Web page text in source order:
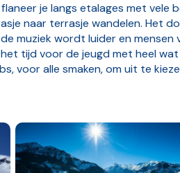
je langs etalages met vele
naar terrasje wandelen. Het
muziek wordt luider en mensen
het tijd voor de jeugd met heel wat
voor alle smaken, om uit te